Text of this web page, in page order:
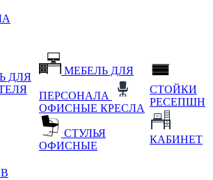
ДЛЯ
МЕБЕЛЬ ДЛЯ
ПЕРСОНАЛА
ОФИСНЫЕ КРЕСЛА
СТУЛЬЯ
ОФИСНЫЕ
СТОЙКИ
РЕСЕПШН
КАБИНЕТ